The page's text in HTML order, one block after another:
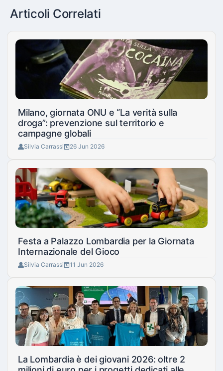
Articoli Correlati
Milano, giornata ONU e “La verità sulla
droga”: prevenzione sul territorio e
campagne globali
Silvia Carrassi 26 Jun 2026
Festa a Palazzo Lombardia per la Giornata
Internazionale del Gioco
Silvia Carrassi 11 Jun 2026
La Lombardia è dei giovani 2026: oltre 2